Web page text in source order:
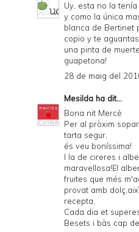
Uy, esta no la
y como la única
blanca de Bertinet
copio y te
una pinta de
guapetona!
28 de maig del
Mesilda ha dit...
Bona nit Mercè
Per al pròxim
tarta segur,
és veu boníssima!
I la de cireres i
maravellosa!El
fruites que més
provat amb
recepta.
Cada dia et
Besets i bàs cap